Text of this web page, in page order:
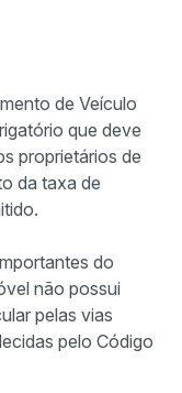
de Veículo
que deve
proprietários de
da taxa de
do
não possui
pelas vias
pelo Código